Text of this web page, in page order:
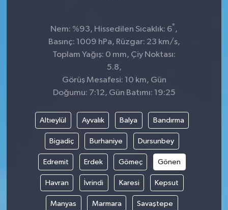
Nem: %93, Hissedilen Sıcaklık: 6° ,
Basınç: 1009 hPa, Rüzgar: 23 km/s,
Toplam Yağış: 0 mm, Çiy Noktası:
5.8,
Görüş Mesafesi: 10 km, Gün
Doğumu: 7:12, Gün Batımı: 19:25
Altıeylül Ayvalık Balya Bandırma
Bigadiç Burhaniye Dursunbey
Edremit Erdek Gömeç Gönen
Havran İvrindi Karesi Kepsut
Manyas Marmara Savaştepe